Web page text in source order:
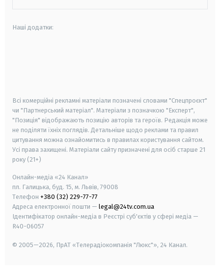
Наші додатки:
Всі комерційні рекламні матеріали позначені словами "Спецпроєкт"
чи "Партнерський матеріал". Матеріали з позначкою "Експерт",
"Позиція" відображають позицію авторів та героїв. Редакція може
не поділяти їхніх поглядів. Детальніше щодо реклами та правил
цитування можна ознайомитись в правилах користування сайтом.
Усі права захищені. Матеріали сайту призначені для осіб старше 21
року (21+)
Онлайн-медіа «24 Канал»
пл. Галицька, буд. 15, м. Львів, 79008
Телефон +380 (32) 229-77-77
Адреса електронної пошти — legal@24tv.com.ua
Ідентифікатор онлайн-медіа в Реєстрі суб'єктів у сфері медіа —
R40-06057
© 2005—2026, ПрАТ «Телерадіокомпанія "Люкс"», 24 Канал.